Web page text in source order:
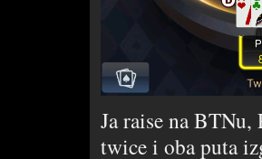
Ja raise na
twice i oba puta